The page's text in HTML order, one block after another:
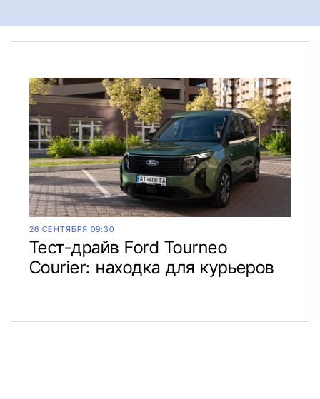
26 СЕНТЯБРЯ 09:30
Тест-драйв Ford Tourneo
Courier: находка для курьеров